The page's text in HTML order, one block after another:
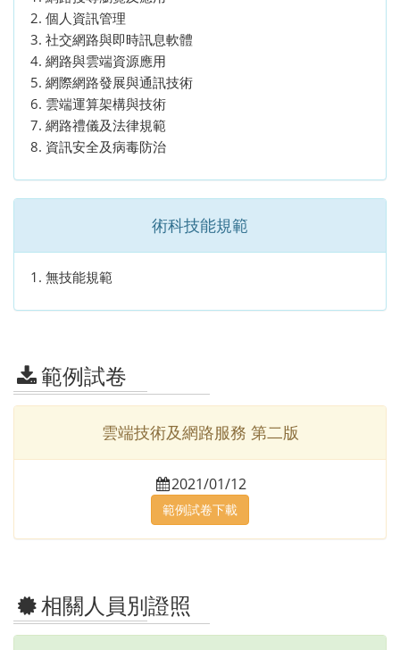
個人資訊管理
社交網路與即時訊息軟體
網路與雲端資源應用
網際網路發展與通訊技術
雲端運算架構與技術
網路禮儀及法律規範
資訊安全及病毒防治
術科技能規範
無技能規範
範例試卷
雲端技術及網路服務 第二版
2021/01/12
範例試卷下載
相關人員別證照